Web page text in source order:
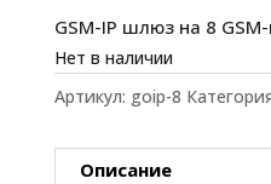
GSM-IP шлюз на 8
Нет в наличии
Артикул: goip-8
Описание